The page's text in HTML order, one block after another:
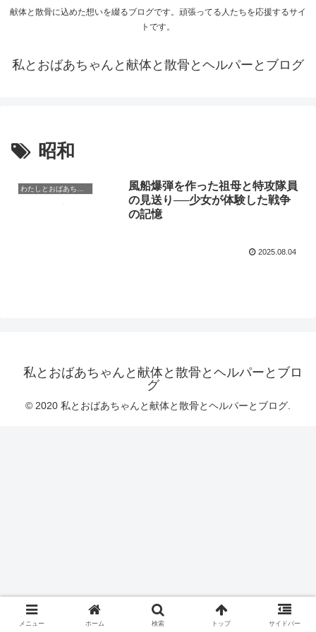
献体と散骨に込めた想いを綴るブログです。頑張ってる人たちを応援するサイ
トです。
私とおばあちゃんと献体と散骨とヘルパーとブログ
昭和
風船爆弾を作った祖母と特攻隊員
の見送り──少女が体験した戦争
の記憶
2025.08.04
私とおばあちゃんと献体と散骨とヘルパーとブロ
グ
© 2020 私とおばあちゃんと献体と散骨とヘルパーとブログ.
メニュー ホーム 検索 トップ サイドバー